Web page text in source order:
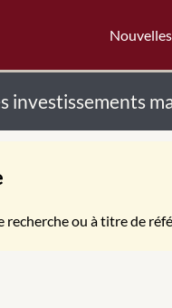
Nouvelles
investissements
ou à titre de